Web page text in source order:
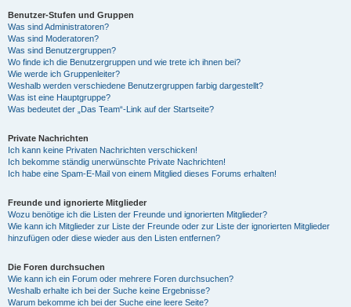
Benutzer-Stufen und Gruppen
Was sind Administratoren?
Was sind Moderatoren?
Was sind Benutzergruppen?
Wo finde ich die Benutzergruppen und wie trete ich ihnen bei?
Wie werde ich Gruppenleiter?
Weshalb werden verschiedene Benutzergruppen farbig dargestellt?
Was ist eine Hauptgruppe?
Was bedeutet der „Das Team“-Link auf der Startseite?
Private Nachrichten
Ich kann keine Privaten Nachrichten verschicken!
Ich bekomme ständig unerwünschte Private Nachrichten!
Ich habe eine Spam-E-Mail von einem Mitglied dieses Forums erhalten!
Freunde und ignorierte Mitglieder
Wozu benötige ich die Listen der Freunde und ignorierten Mitglieder?
Wie kann ich Mitglieder zur Liste der Freunde oder zur Liste der ignorierten Mitglieder
hinzufügen oder diese wieder aus den Listen entfernen?
Die Foren durchsuchen
Wie kann ich ein Forum oder mehrere Foren durchsuchen?
Weshalb erhalte ich bei der Suche keine Ergebnisse?
Warum bekomme ich bei der Suche eine leere Seite?